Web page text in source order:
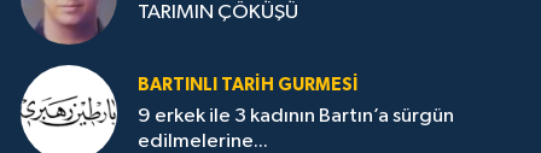
TARIMIN ÇÖKÜŞÜ
BARTINLI TARIH GURMESI
9 erkek ile 3 kadının Bartın’a sürgün
edilmelerine...